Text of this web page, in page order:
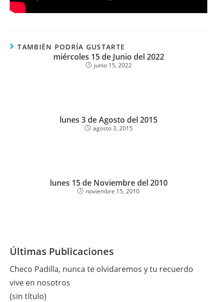
TAMBIÉN PODRÍA GUSTARTE
miércoles 15 de Junio del 2022
junio 15, 2022
lunes 3 de Agosto del 2015
agosto 3, 2015
lunes 15 de Noviembre del 2010
noviembre 15, 2010
Últimas Publicaciones
Checo Padilla, nunca te olvidaremos y tu recuerdo
vive en nosotros
(sin título)